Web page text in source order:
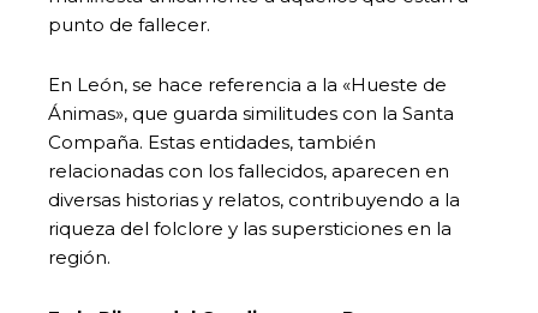
punto de fallecer.
En León, se hace referencia a la «Hueste de
Ánimas», que guarda similitudes con la Santa
Compaña. Estas entidades, también
relacionadas con los fallecidos, aparecen en
diversas historias y relatos, contribuyendo a la
riqueza del folclore y las supersticiones en la
región.